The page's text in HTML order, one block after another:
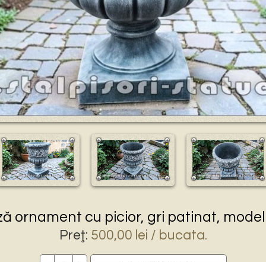
Play
ornament cu picior, gri patinat, model
Preţ: 500,00 lei / bucata.